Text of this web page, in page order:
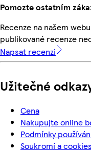
Pomozte ostatním
Recenze na našem
publikované recenze
Napsat recenzi
Užitečné
Cena
Nakupujte online
Podmínky
Soukromí a cookies